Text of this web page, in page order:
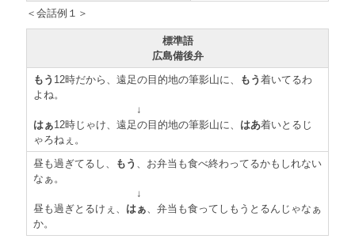
＜会話例１＞
標準語
広島備後弁
もう 12時だから、遠足の目的地の筆影山に、 もう 着いてるわ
よね。
↓
はぁ12時じゃけ、遠足の目的地の筆影山に、 はあ着いとるじ
ゃろねぇ。
昼も過ぎてるし、
もう
、お弁当も食べ終わってるかもしれない
なぁ。
↓
昼も過ぎとるけぇ、 はぁ 、弁当も食ってしもうとるんじゃなぁ
か。